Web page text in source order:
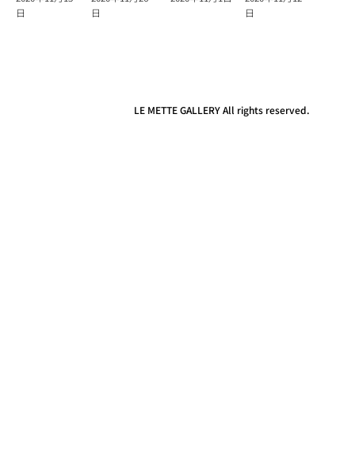
日
日
日
LE METTE GALLERY All rights reserved.